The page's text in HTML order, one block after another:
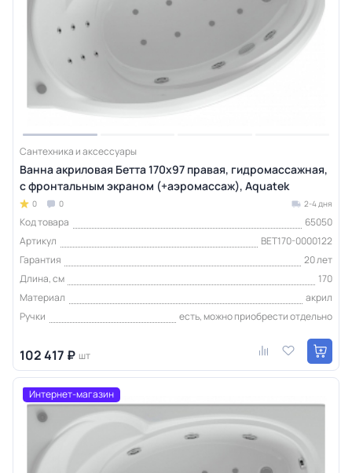
Сантехника и аксессуары
Ванна акриловая Бетта 170х97 правая, гидромассажная,
с фронтальным экраном (+аэромассаж), Aquatek
0 0 2-4 дня
Код товара
65050
Артикул
BET170-0000122
Гарантия
20 лет
Длина, см
170
Материал
акрил
Ручки
есть, можно приобрести отдельно
102 417 ₽ шт
Интернет-магазин